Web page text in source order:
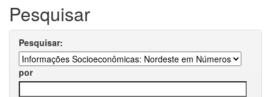
Pesquisar
Pesquisar:
por